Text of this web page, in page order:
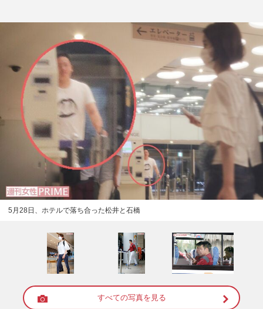
5月28日、ホテルで落ち合った松井と石橋
すべての写真を見る